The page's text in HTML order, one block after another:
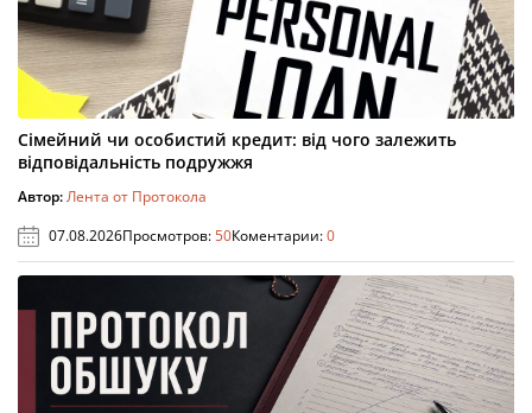
Сімейний чи особистий кредит: від чого залежить
відповідальність подружжя
Автор:Лента от Протокола
07.08.2026Просмотров:50Коментарии:0